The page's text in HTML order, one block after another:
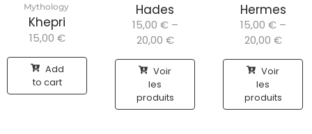
Mythology
Khepri
15,00 €
Add
to cart
Hades
15,00 € –
20,00 €
Voir
les
produits
Hermes
15,00 € –
20,00 €
Voir
les
produits